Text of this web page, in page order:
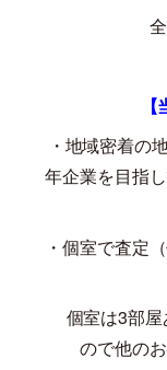
全
・地域密着の
年企業を目指
・個室で査定
個室は3部
ので他の